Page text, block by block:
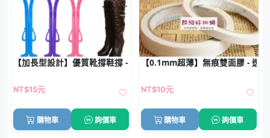
【加長型設計】優質靴撐鞋撐 - 長筒靴型保養支撐器
NT$15元
購物車 詢價車
【0.1mm超薄】無痕雙面膠 - 透
NT$10元
購物車 詢價車